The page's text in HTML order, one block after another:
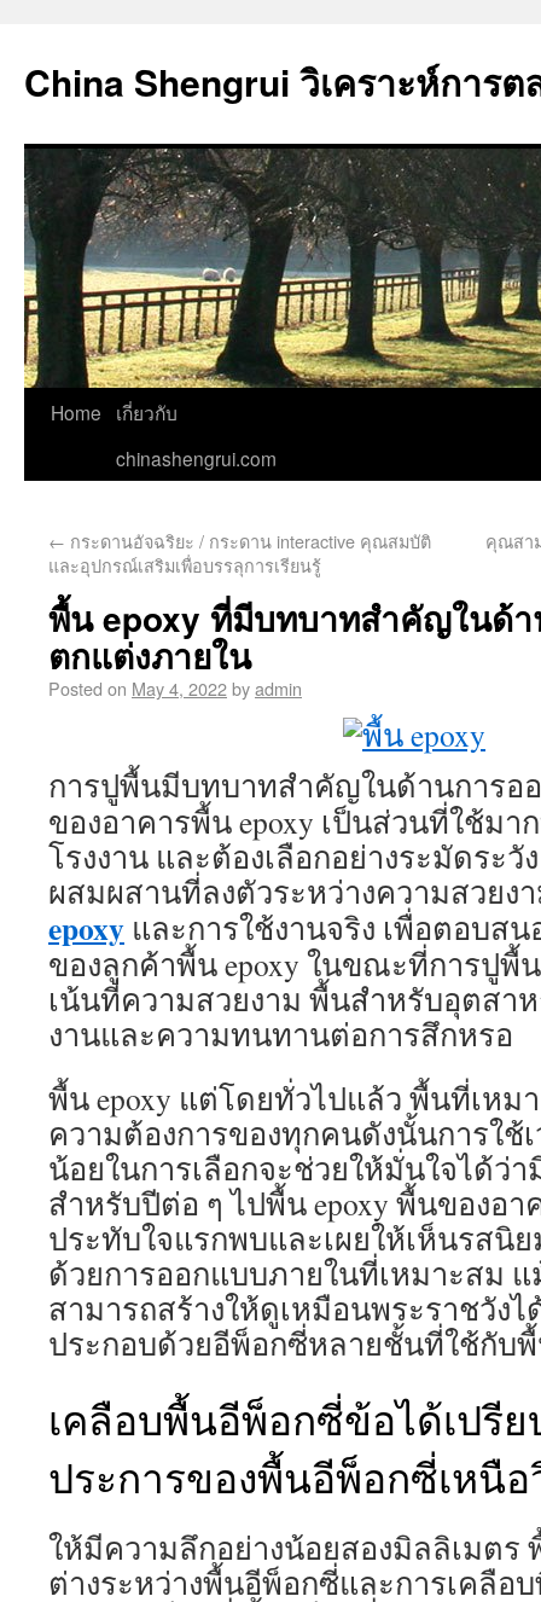
China Shengrui วิเคราะห์การ
Home
เกี่ยวกับ
chinashengrui.com
← กระดานอัจฉริยะ / กระดาน interactive คุณสมบัติ
และอุปกรณ์เสริมเพื่อบรรลุการเรียนรู้
คุณสา
พื้น epoxy ที่มีบทบาทสำคัญในด้
ตกแต่งภายใน
Posted on May 4, 2022byadmin
การปูพื้นมีบทบาทสำคัญในด้านการอ
ของอาคารพื้น epoxy เป็นส่วนที่ใช้ม
โรงงาน และต้องเลือกอย่างระมัดระวั
ผสมผสานที่ลงตัวระหว่างความสวย
epoxy และการใช้งานจริง เพื่อตอบส
ของลูกค้าพื้น epoxy ในขณะที่การปูพื้
เน้นที่ความสวยงาม พื้นสำหรับอุตสา
งานและความทนทานต่อการสึกหรอ
พื้น epoxy แต่โดยทั่วไปแล้ว พื้นที่เห
ความต้องการของทุกคนดังนั้นการใช้
น้อยในการเลือกจะช่วยให้มั่นใจได้ว่
สำหรับปีต่อ ๆ ไปพื้น epoxy พื้นของอ
ประทับใจแรกพบและเผยให้เห็นรสนิ
ด้วยการออกแบบภายในที่เหมาะสม
สามารถสร้างให้ดูเหมือนพระราชวังไ
ประกอบด้วยอีพ็อกซี่หลายชั้นที่ใช้กับ
เคลือบพื้นอีพ็อกซี่ข้อได้เปรี
ประการของพื้นอีพ็อกซี่เหนือ
ให้มีความลึกอย่างน้อยสองมิลลิเมตร
ต่างระหว่างพื้นอีพ็อกซี่และการเคลื